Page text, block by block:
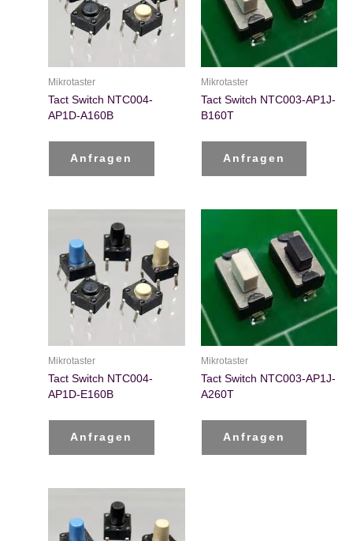
Mikrotaster
Tact Switch NTC004-
AP1D-A160B
Anfragen
Mikrotaster
Tact Switch NTC003-AP1J-
B160T
Anfragen
Mikrotaster
Tact Switch NTC004-
AP1D-E160B
Anfragen
Mikrotaster
Tact Switch NTC003-AP1J-
A260T
Anfragen